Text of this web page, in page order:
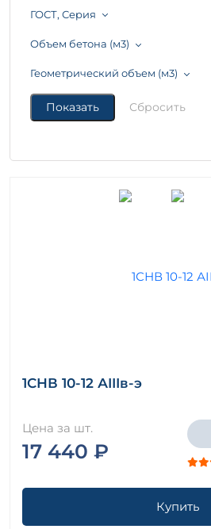
ГОСТ, Серия
Объем бетона (м3)
Геометрический объем (м3)
1СНВ 10-12 АIIIв-э
Цена за шт.
17 440 ₽
Купить